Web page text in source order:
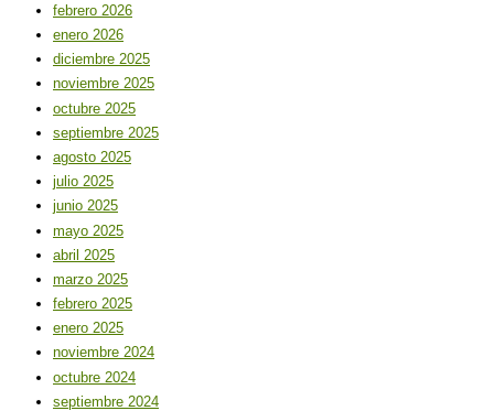
febrero 2026
enero 2026
diciembre 2025
noviembre 2025
octubre 2025
septiembre 2025
agosto 2025
julio 2025
junio 2025
mayo 2025
abril 2025
marzo 2025
febrero 2025
enero 2025
noviembre 2024
octubre 2024
septiembre 2024